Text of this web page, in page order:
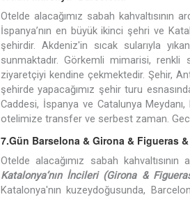
Otelde alacağımız sabah kahvaltısının
İspanya’nın en büyük ikinci şehri ve
şehirdir. Akdeniz'in sıcak sularıyla
sunmaktadır. Görkemli mimarisi, renkli
ziyaretçiyi kendine çekmektedir. Şehir,
şehirde yapacağımız şehir turu
Caddesi, İspanya ve Catalunya Meydanı,
otelimize transfer ve serbest zaman.
7.Gün Barselona & Girona & Figueras
Otelde alacağımız sabah
Katalonya’nın İncileri (Girona &
Katalonya'nın kuzeydoğusunda,